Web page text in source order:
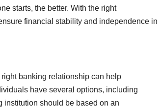
starts, the better. With the right
financial stability and independence in
banking relationship can help
have several options, including
institution should be based on an